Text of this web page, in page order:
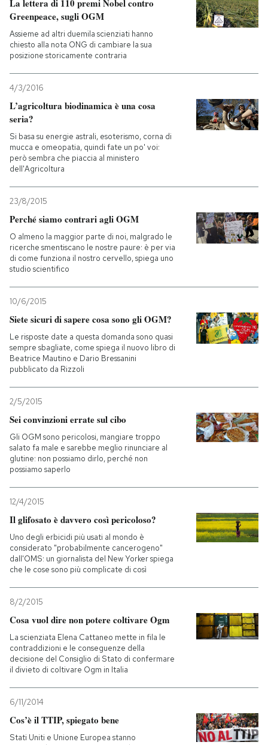
La lettera di 110 premi Nobel contro
Greenpeace, sugli OGM
Assieme ad altri duemila scienziati hanno
chiesto alla nota ONG di cambiare la sua
posizione storicamente contraria
4/3/2016
L’agricoltura biodinamica è una cosa
seria?
Si basa su energie astrali, esoterismo, corna di
mucca e omeopatia, quindi fate un po' voi:
però sembra che piaccia al ministero
dell'Agricoltura
23/8/2015
Perché siamo contrari agli OGM
O almeno la maggior parte di noi, malgrado le
ricerche smentiscano le nostre paure: è per via
di come funziona il nostro cervello, spiega uno
studio scientifico
10/6/2015
Siete sicuri di sapere cosa sono gli OGM?
Le risposte date a questa domanda sono quasi
sempre sbagliate, come spiega il nuovo libro di
Beatrice Mautino e Dario Bressanini
pubblicato da Rizzoli
2/5/2015
Sei convinzioni errate sul cibo
Gli OGM sono pericolosi, mangiare troppo
salato fa male e sarebbe meglio rinunciare al
glutine: non possiamo dirlo, perché non
possiamo saperlo
12/4/2015
Il glifosato è davvero così pericoloso?
Uno degli erbicidi più usati al mondo è
considerato "probabilmente cancerogeno"
dall'OMS: un giornalista del New Yorker spiega
che le cose sono più complicate di così
8/2/2015
Cosa vuol dire non potere coltivare Ogm
La scienziata Elena Cattaneo mette in fila le
contraddizioni e le conseguenze della
decisione del Consiglio di Stato di confermare
il divieto di coltivare Ogm in Italia
6/11/2014
Cos’è il TTIP, spiegato bene
Stati Uniti e Unione Europea stanno